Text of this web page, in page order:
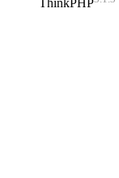
ThinkPHP